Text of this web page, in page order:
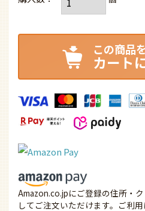
カート
Amazon.co.jpにご登録の住所・
してご注文いただけます。ご利